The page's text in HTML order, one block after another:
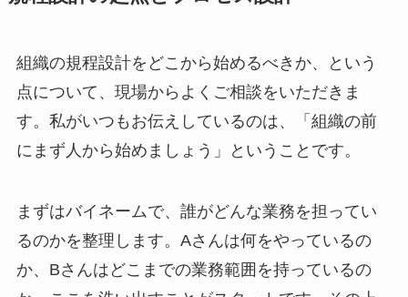
組織の規程設計をどこから始めるべきか、という
点について、現場からよくご相談をいただきま
す。私がいつもお伝えしているのは、「組織の前
にまず人から始めましょう」ということです。
まずはバイネームで、誰がどんな業務を担ってい
るのかを整理します。Aさんは何をやっているの
か、Bさんはどこまでの業務範囲を持っているの